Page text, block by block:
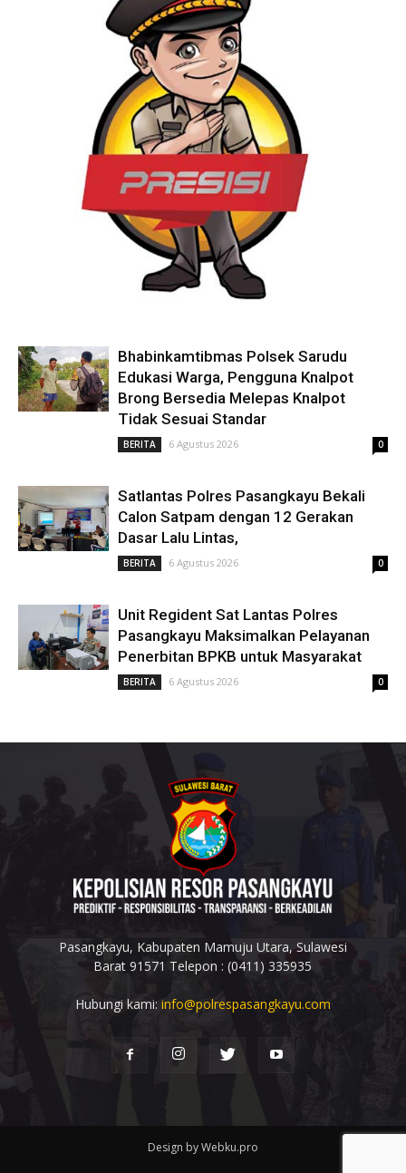
Bhabinkamtibmas Polsek Sarudu
Edukasi Warga, Pengguna Knalpot
Brong Bersedia Melepas Knalpot
Tidak Sesuai Standar
BERITA 6 Agustus 2026 0
Satlantas Polres Pasangkayu Bekali
Calon Satpam dengan 12 Gerakan
Dasar Lalu Lintas,
BERITA 6 Agustus 2026 0
Unit Regident Sat Lantas Polres
Pasangkayu Maksimalkan Pelayanan
Penerbitan BPKB untuk Masyarakat
BERITA 6 Agustus 2026 0
Pasangkayu, Kabupaten Mamuju Utara, Sulawesi
Barat 91571 Telepon : (0411) 335935
Hubungi kami: info@polrespasangkayu.com
Design by Webku.pro